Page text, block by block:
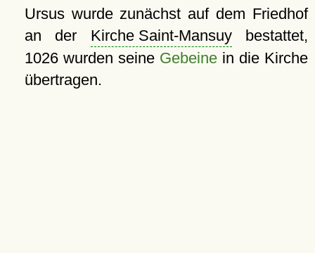
Ursus wurde zunächst auf dem Friedhof
an der Kirche Saint-Mansuybestattet,
1026 wurden seine Gebeinein die Kirche
übertragen.